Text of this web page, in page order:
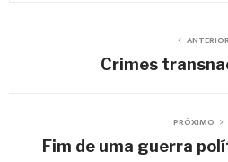
ANTERIOR
Crimes
PRÓXIMO
Fim de uma guerra